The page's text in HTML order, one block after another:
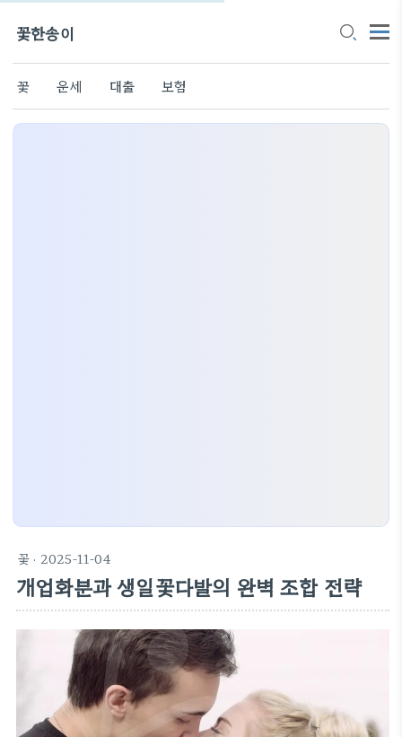
꽃한송이
꽃 운세 대출 보험
꽃 · 2025-11-04
개업화분과 생일꽃다발의 완벽 조합 전략